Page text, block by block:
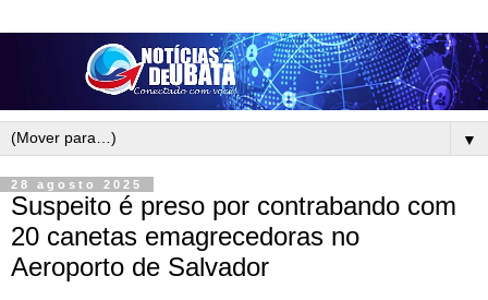
▼
28 agosto 2025
Suspeito é preso por contrabando com
20 canetas emagrecedoras no
Aeroporto de Salvador